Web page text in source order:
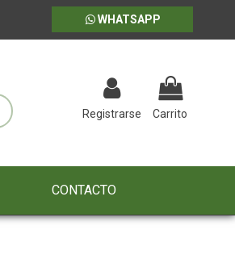
WHATSAPP
Registrarse Carrito
CONTACTO